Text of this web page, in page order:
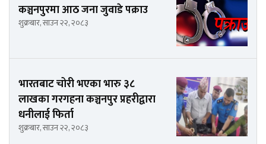
कञ्चनपुरमा आठ जना जुवाडे पक्राउ
शुक्रबार, साउन २२, २०८३
भारतबाट चोरी भएका भारु ३८
लाखका गरगहना कञ्चनपुर प्रहरीद्वारा
धनीलाई फिर्ता
शुक्रबार, साउन २२, २०८३